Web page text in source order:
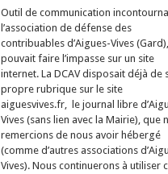
Outil de communication
l’association de défense des
contribuables d’Aigues-Vives
pouvait faire l’impasse sur un site
internet. La DCAV disposait déjà de
propre rubrique sur le site
aiguesvives.fr, le journal libre
Vives (sans lien avec la Mairie), que
remercions de nous avoir hébergé
(comme d’autres associations
Vives). Nous continuerons à utiliser